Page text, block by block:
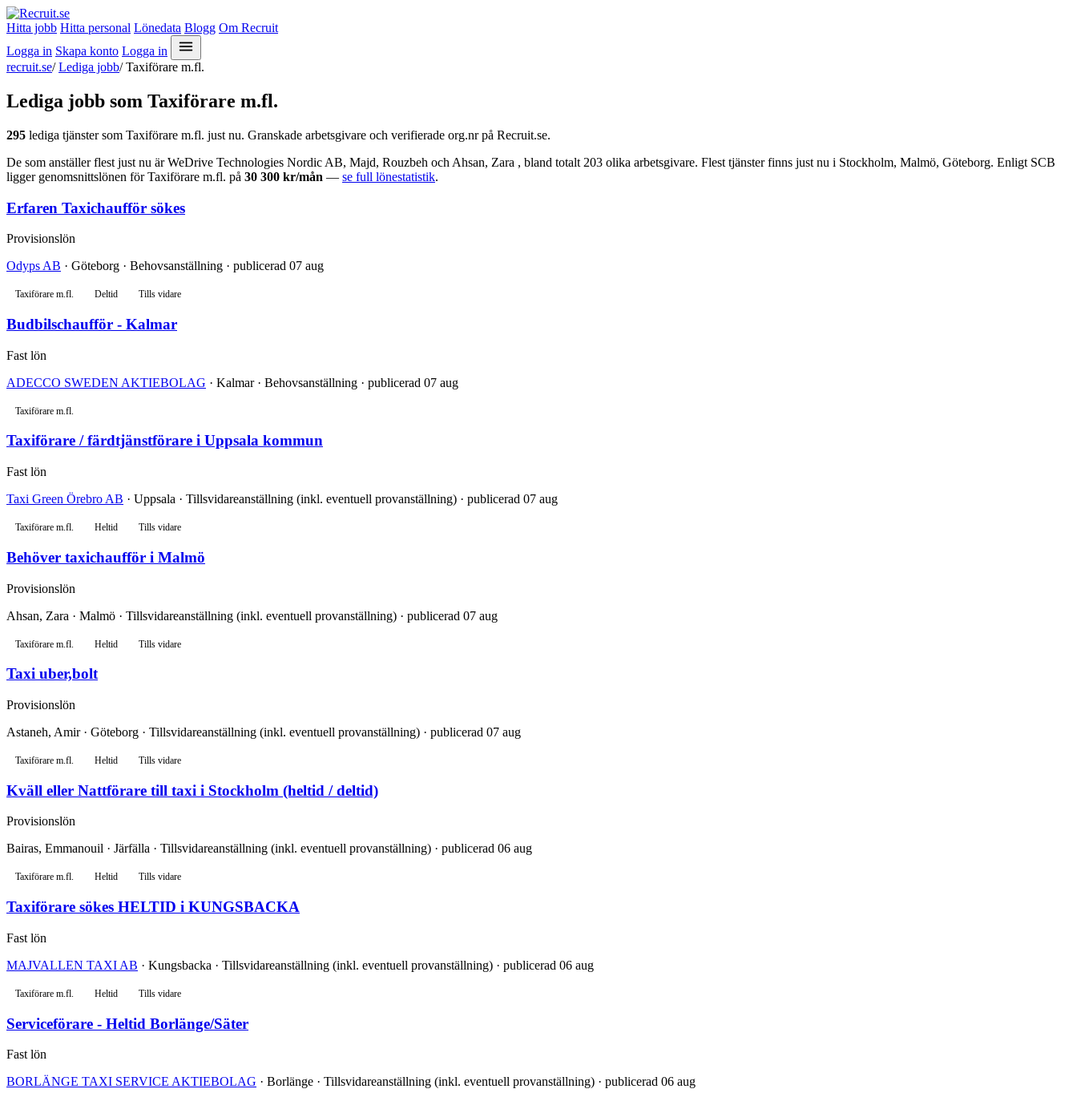
Hitta jobb Hitta personal Lönedata Blogg Om Recruit
Logga in Skapa konto Logga in
recruit.se/ Lediga jobb/ Taxiförare m.fl.
Lediga jobb som Taxiförare m.fl.
295 lediga tjänster som Taxiförare m.fl. just nu. Granskade arbetsgivare och verifierade org.nr på Recruit.se.
De som anställer flest just nu är WeDrive Technologies Nordic AB, Majd, Rouzbeh och Ahsan, Zara , bland totalt 203 olika arbetsgivare. Flest tjänster finns just nu i Stockholm, Malmö, Göteborg. Enligt SCB
ligger genomsnittslönen för Taxiförare m.fl. på 30 300 kr/mån — se full lönestatistik.
Erfaren Taxichaufför sökes
Provisionslön
Odyps AB · Göteborg · Behovsanställning · publicerad 07 aug
Taxiförare m.fl. Deltid Tills vidare
Budbilschaufför - Kalmar
Fast lön
ADECCO SWEDEN AKTIEBOLAG · Kalmar · Behovsanställning · publicerad 07 aug
Taxiförare m.fl.
Taxiförare / färdtjänstförare i Uppsala kommun
Fast lön
Taxi Green Örebro AB · Uppsala · Tillsvidareanställning (inkl. eventuell provanställning) · publicerad 07 aug
Taxiförare m.fl. Heltid Tills vidare
Behöver taxichaufför i Malmö
Provisionslön
Ahsan, Zara · Malmö · Tillsvidareanställning (inkl. eventuell provanställning) · publicerad 07 aug
Taxiförare m.fl. Heltid Tills vidare
Taxi uber,bolt
Provisionslön
Astaneh, Amir · Göteborg · Tillsvidareanställning (inkl. eventuell provanställning) · publicerad 07 aug
Taxiförare m.fl. Heltid Tills vidare
Kväll eller Nattförare till taxi i Stockholm (heltid / deltid)
Provisionslön
Bairas, Emmanouil · Järfälla · Tillsvidareanställning (inkl. eventuell provanställning) · publicerad 06 aug
Taxiförare m.fl. Heltid Tills vidare
Taxiförare sökes HELTID i KUNGSBACKA
Fast lön
MAJVALLEN TAXI AB · Kungsbacka · Tillsvidareanställning (inkl. eventuell provanställning) · publicerad 06 aug
Taxiförare m.fl. Heltid Tills vidare
Serviceförare - Heltid Borlänge/Säter
Fast lön
BORLÄNGE TAXI SERVICE AKTIEBOLAG · Borlänge · Tillsvidareanställning (inkl. eventuell provanställning) · publicerad 06 aug